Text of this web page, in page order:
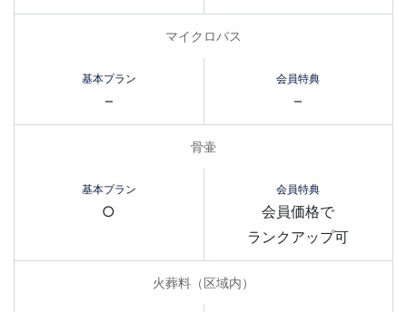
マイクロバス
– –
骨壷
○
会員価格で
ランクアップ可
火葬料（区域内）